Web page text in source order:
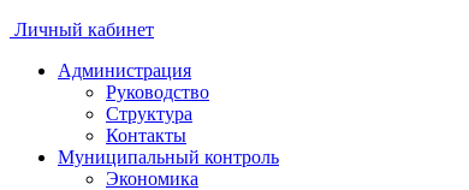
Личный кабинет
Администрация
Руководство
Структура
Контакты
Муниципальный контроль
Экономика